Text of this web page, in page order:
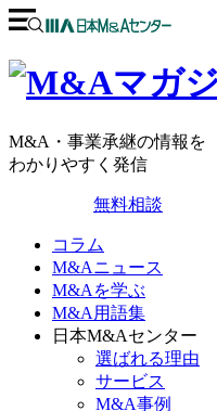
M&A・事業承継の情報を
わかりやすく発信
無料相談
コラム
M&Aニュース
M&Aを学ぶ
M&A用語集
日本M&Aセンター
選ばれる理由
サービス
M&A事例